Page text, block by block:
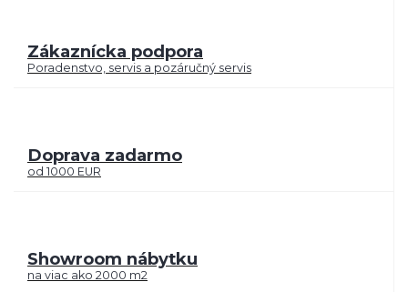
Zákaznícka podpora
Poradenstvo, servis a pozáručný servis
Doprava zadarmo
od 1000 EUR
Showroom nábytku
na viac ako 2000 m2